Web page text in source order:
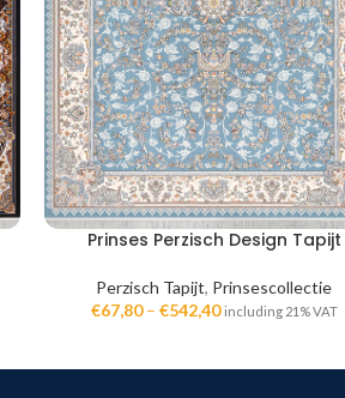
Prinses Perzisch Design Tapijt
Perzisch Tapijt, Prinsescollectie
€67,80– €542,40 including 21% VAT